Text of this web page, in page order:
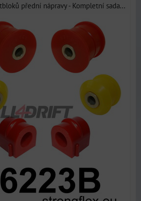
přední nápravy - Kompletní sada...